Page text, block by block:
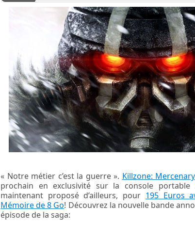
« Notre métier c’est la guerre ». Killzone: Mercenary
prochain en exclusivité sur la console portable
maintenant proposé d’ailleurs, pour 195 Euros
Mémoire de 8 Go! Découvrez la nouvelle bande
épisode de la saga: